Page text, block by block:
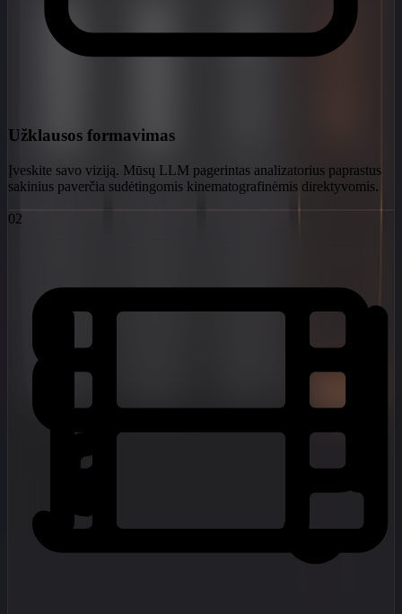
Užklausos formavimas
Įveskite savo viziją. Mūsų LLM pagerintas analizatorius paprastus
sakinius paverčia sudėtingomis kinematografinėmis direktyvomis.
02